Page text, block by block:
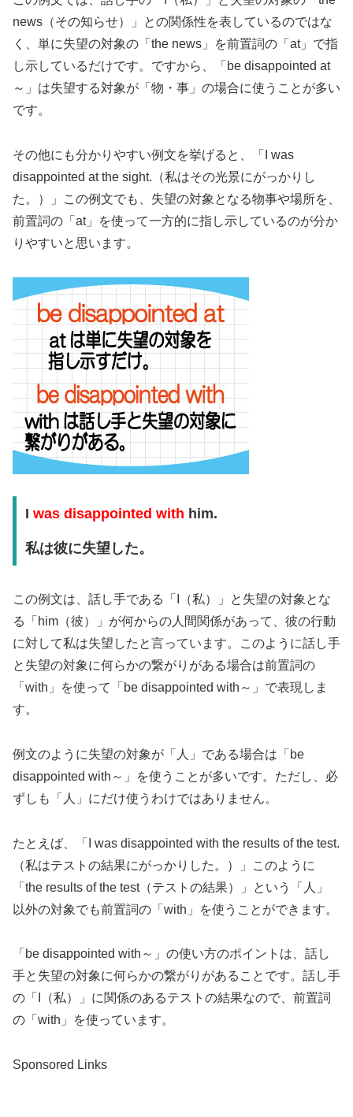
news（その知らせ）」との関係性を表しているのではな
く、単に失望の対象の「the news」を前置詞の「at」で指
し示しているだけです。ですから、「be disappointed at
～」は失望する対象が「物・事」の場合に使うことが多い
です。
その他にも分かりやすい例文を挙げると、「I was
disappointed at the sight.（私はその光景にがっかりし
た。）」この例文でも、失望の対象となる物事や場所を、
前置詞の「at」を使って一方的に指し示しているのが分か
りやすいと思います。
I was disappointed with him.
私は彼に失望した。
この例文は、話し手である「I（私）」と失望の対象とな
る「him（彼）」が何からの人間関係があって、彼の行動
に対して私は失望したと言っています。このように話し手
と失望の対象に何らかの繋がりがある場合は前置詞の
「with」を使って「be disappointed with～」で表現しま
す。
例文のように失望の対象が「人」である場合は「be
disappointed with～」を使うことが多いです。ただし、必
ずしも「人」にだけ使うわけではありません。
たとえば、「I was disappointed with the results of the test.
（私はテストの結果にがっかりした。）」このように
「the results of the test（テストの結果）」という「人」
以外の対象でも前置詞の「with」を使うことができます。
「be disappointed with～」の使い方のポイントは、話し
手と失望の対象に何らかの繋がりがあることです。話し手
の「I（私）」に関係のあるテストの結果なので、前置詞
の「with」を使っています。
Sponsored Links